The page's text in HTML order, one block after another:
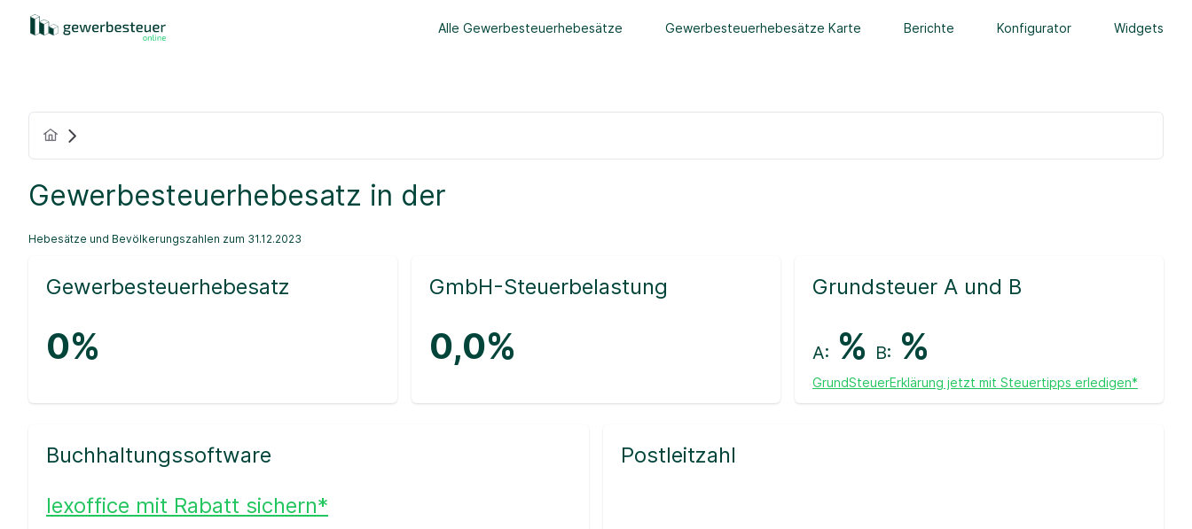
Alle Gewerbesteuerhebesätze Gewerbesteuerhebesätze Karte Berichte Konfigurator Widgets
Gewerbesteuerhebesatz in der
Hebesätze und Bevölkerungszahlen zum 31.12.2023
Gewerbesteuerhebesatz
0%
GmbH-Steuerbelastung
0,0%
Grundsteuer A und B
A: % B: %
GrundSteuerErklärung jetzt mit Steuertipps erledigen*
Buchhaltungssoftware
lexoffice mit Rabatt sichern*
Postleitzahl